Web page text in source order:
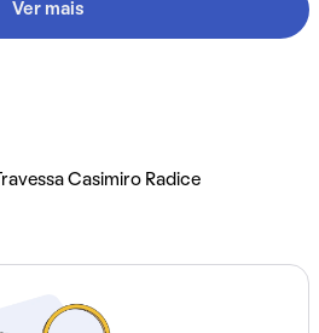
Ver mais
Travessa Casimiro Radice